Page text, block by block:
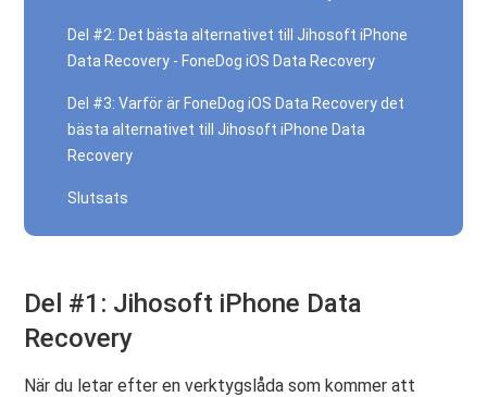
Del #2: Det bästa alternativet till Jihosoft iPhone
Data Recovery - FoneDog iOS Data Recovery
Del #3: Varför är FoneDog iOS Data Recovery det
bästa alternativet till Jihosoft iPhone Data
Recovery
Slutsats
Del #1: Jihosoft iPhone Data
Recovery
När du letar efter en verktygslåda som kommer att